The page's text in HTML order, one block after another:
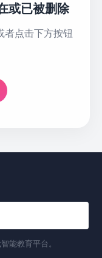
或已被删除
者点击下方按钮
能教育平台。